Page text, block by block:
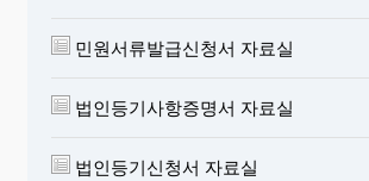
민원서류발급신청서 자료실
법인등기사항증명서 자료실
법인등기신청서 자료실